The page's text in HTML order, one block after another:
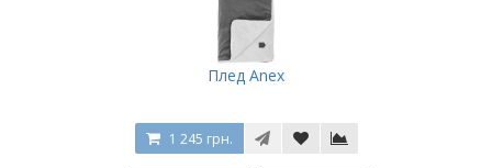
Плед Anex
1 245 грн.